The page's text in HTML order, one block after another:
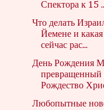
Спектора к 15
Что делать
Йемене и
сейчас рас...
День Рождения
превращенный
Рождество
Любопытные